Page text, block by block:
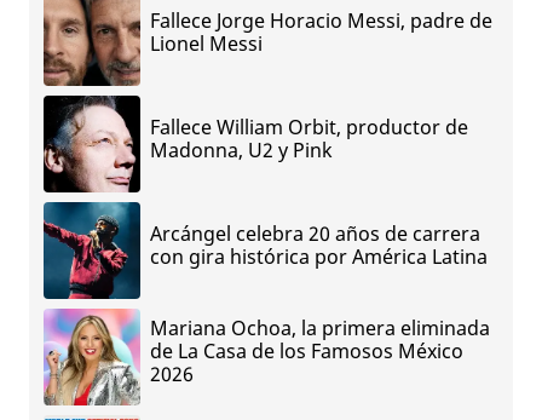
Fallece Jorge Horacio Messi, padre de
Lionel Messi
Fallece William Orbit, productor de
Madonna, U2 y Pink
Arcángel celebra 20 años de carrera
con gira histórica por América Latina
Mariana Ochoa, la primera eliminada
de La Casa de los Famosos México
2026